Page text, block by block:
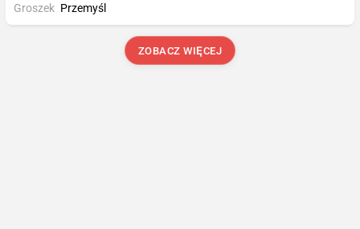
Groszek Przemyśl
ZOBACZ WIĘCEJ